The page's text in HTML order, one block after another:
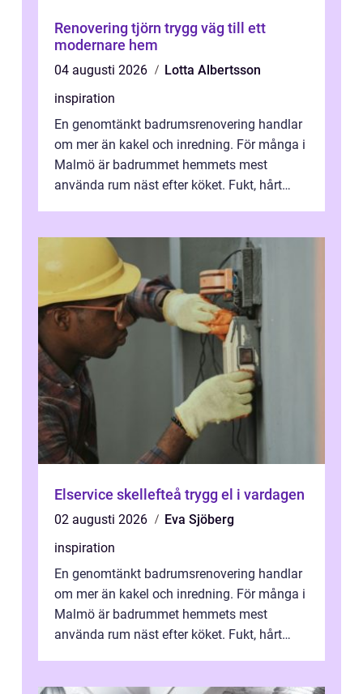
Renovering tjörn trygg väg till ett
modernare hem
04 augusti 2026
Lotta Albertsson
inspiration
En genomtänkt badrumsrenovering handlar
om mer än kakel och inredning. För många i
Malmö är badrummet hemmets mest
använda rum näst efter köket. Fukt, hårt
Elservice skellefteå trygg el i vardagen
02 augusti 2026
Eva Sjöberg
inspiration
En genomtänkt badrumsrenovering handlar
om mer än kakel och inredning. För många i
Malmö är badrummet hemmets mest
använda rum näst efter köket. Fukt, hårt